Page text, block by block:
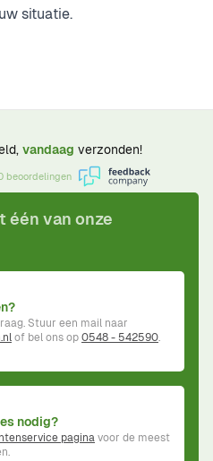
situatie.
vandaag verzonden!
beoordelingen
één van onze
Stuur een mail naar
of bel ons op0548 - 542590.
nodig?
paginavoor de meest